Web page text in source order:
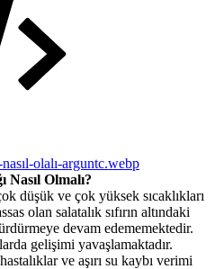
Nasıl Olmalı?
düşük ve çok yüksek sıcaklıkları
olan salatalık sıfırın altındaki
devam edememektedir.
gelişimi yavaşlamaktadır.
ve aşırı su kaybı verimi